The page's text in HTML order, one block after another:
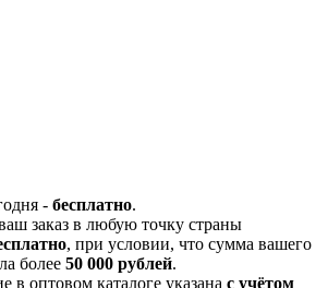
- бесплатно.
заказ в любую точку страны
, при условии, что сумма вашего
более 50 000 рублей.
в оптовом каталоге указана с учётом